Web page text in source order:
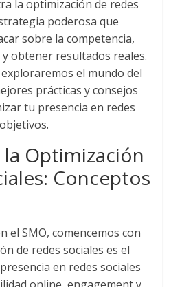
la optimización de redes
poderosa que
sobre la competencia,
obtener resultados reales.
el mundo del
prácticas y consejos
tu presencia en redes
Optimización
Conceptos
el SMO, comencemos con
de redes sociales es el
en redes sociales